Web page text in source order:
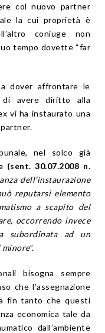
col nuovo partner
la cui proprietà è
coniuge non
tempo dovette “far
dover affrontare le
avere diritto alla
vi ha instaurato una
nel solco già
30.07.2008 n.
dell’instaurazione
reputarsi elemento
a scapito del
occorrendo invece
subordinata ad un
minore”.
bisogna sempre
che l’assegnazione
fin tanto che questi
economica tale da
dall’ambiente